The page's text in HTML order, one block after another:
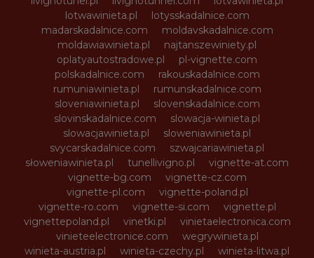
lotwawinieta.pl
lotysskadalnice.com
madarskadalnice.com
moldavskadalnice.com
moldawiawinieta.pl
najtanszewiniety.pl
oplatyautostradowe.pl
pl-vignette.com
polskadalnice.com
rakouskadalnice.com
rumuniawinieta.pl
rumunskadalnice.com
sloveniawinieta.pl
slovenskadalnice.com
slovinskadalnice.com
slowacja-winieta.pl
slowacjawinieta.pl
sloweniawinieta.pl
svycarskadalnice.com
szwajcariawinieta.pl
słoweniawinieta.pl
tunellivigno.pl
vignette-at.com
vignette-bg.com
vignette-cz.com
vignette-pl.com
vignette-poland.pl
vignette-ro.com
vignette-si.com
vignette.pl
vignettepoland.pl
vinetki.pl
vinietaelectronica.com
vinieteelectronice.com
wegrywinieta.pl
winieta-austria.pl
winieta-czechy.pl
winieta-litwa.pl